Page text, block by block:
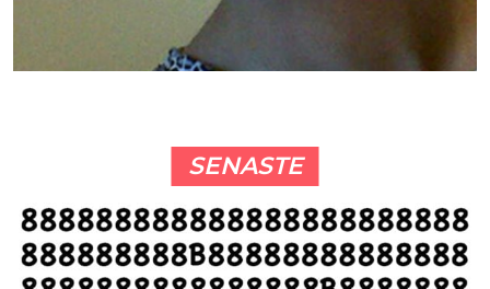
SENASTE